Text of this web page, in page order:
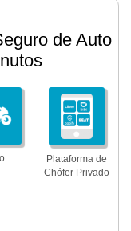
de Auto
Plataforma de
Chófer Privado